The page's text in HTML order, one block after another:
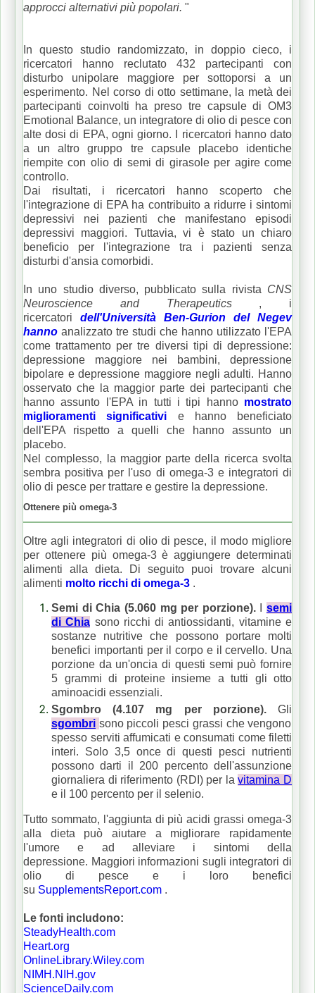
approcci alternativi più popolari. "
In questo studio randomizzato, in doppio cieco, i
ricercatori hanno reclutato 432 partecipanti con
disturbo unipolare maggiore per sottoporsi a un
esperimento. Nel corso di otto settimane, la metà dei
partecipanti coinvolti ha preso tre capsule di OM3
Emotional Balance, un integratore di olio di pesce con
alte dosi di EPA, ogni giorno.
I ricercatori hanno dato
a un altro gruppo tre capsule placebo identiche
riempite con olio di semi di girasole per agire come
controllo.
Dai risultati, i ricercatori hanno scoperto che
l'integrazione di EPA ha contribuito a ridurre i sintomi
depressivi nei pazienti che manifestano episodi
depressivi maggiori. Tuttavia, vi è stato un chiaro
beneficio per l'integrazione tra i pazienti senza
disturbi d'ansia comorbidi.
In uno studio diverso, pubblicato sulla rivista CNS
Neuroscience and Therapeutics, i
ricercatori dell'Università Ben-Gurion del Negev
hanno analizzato tre studi che hanno utilizzato l'EPA
come trattamento per tre diversi tipi di depressione:
depressione maggiore nei bambini, depressione
bipolare e depressione maggiore negli adulti. Hanno
osservato che la maggior parte dei partecipanti che
hanno assunto l'EPA in tutti i tipi hanno mostrato
miglioramenti significativi e hanno beneficiato
dell'EPA rispetto a quelli che hanno assunto un
placebo.
Nel complesso, la maggior parte della ricerca svolta
sembra positiva per l'uso di omega-3 e integratori di
olio di pesce per trattare e gestire la depressione.
Ottenere più omega-3
Oltre agli integratori di olio di pesce, il modo migliore
per ottenere più omega-3 è aggiungere determinati
alimenti alla dieta.
Di seguito puoi trovare alcuni
alimenti molto ricchi di omega-3 .
Semi di Chia (5.060 mg per porzione).
semi
di Chia sono ricchi di antiossidanti, vitamine e
sostanze nutritive che possono portare molti
benefici importanti per il corpo e il cervello. Una
porzione da un'oncia di questi semi può fornire
5 grammi di proteine ​​insieme a tutti gli otto
aminoacidi essenziali.
Sgombro (4.107 mg per porzione). Gli
sgombri sono piccoli pesci grassi che vengono
spesso serviti affumicati e consumati come filetti
interi. Solo 3,5 once di questi pesci nutrienti
possono darti il ​​200 percento dell'assunzione
giornaliera di riferimento (RDI) per lavitamina D
e il 100 percento per il selenio.
Tutto sommato, l'aggiunta di più acidi grassi omega-3
alla dieta può aiutare a migliorare rapidamente
l'umore e ad alleviare i sintomi della
depressione. Maggiori informazioni sugli integratori di
olio di pesce e i loro benefici
su SupplementsReport.com .
Le fonti includono:
SteadyHealth.com
Heart.org
OnlineLibrary.Wiley.com
NIMH.NIH.gov
ScienceDaily.com